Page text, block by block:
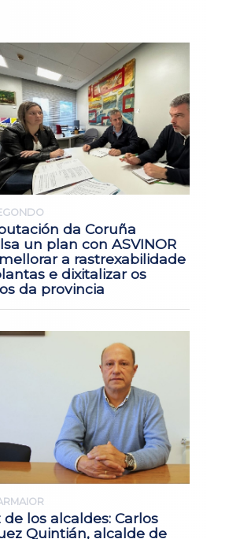
da Coruña
un plan con ASVINOR
a rastrexabilidade
e dixitalizar os
da provincia
de los alcaldes: Carlos
Quintián, alcalde de